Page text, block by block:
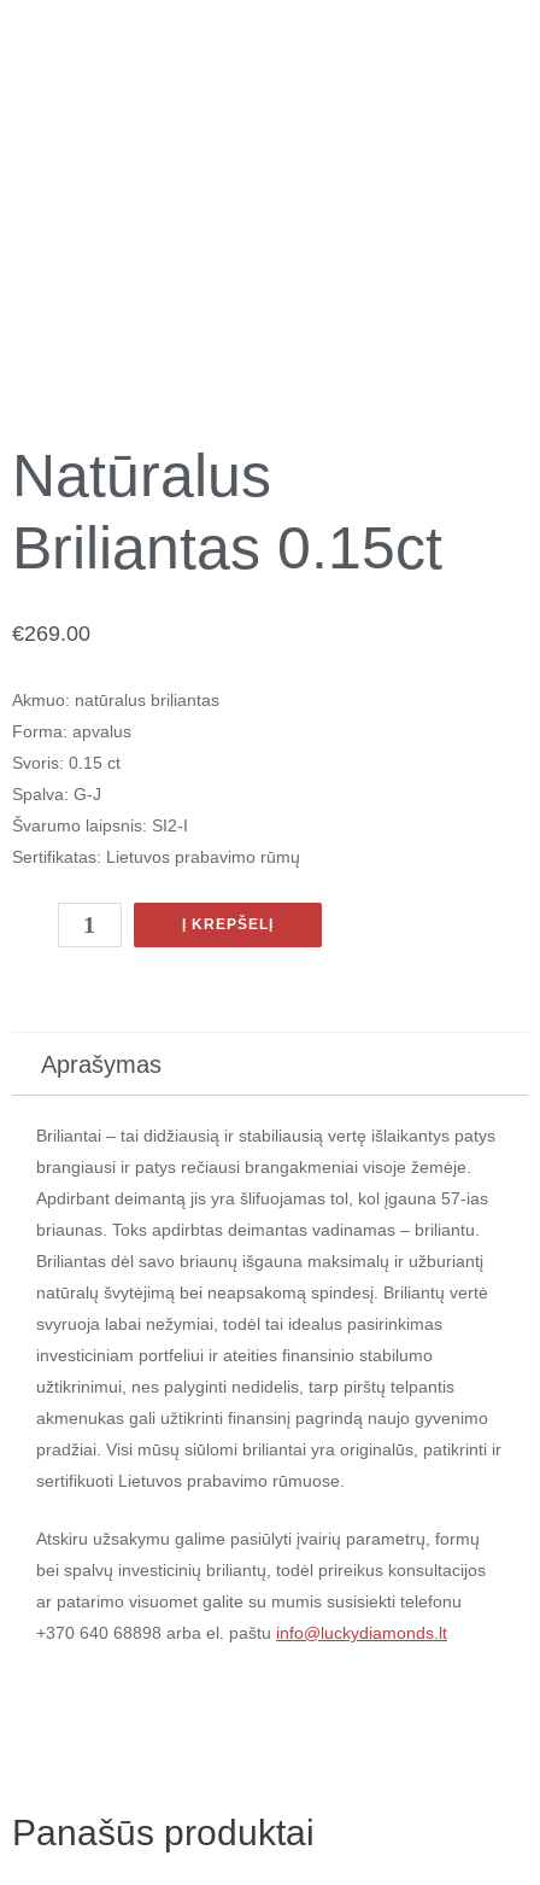
Natūralus
Briliantas 0.15ct
€269.00
Akmuo: natūralus briliantas
Forma: apvalus
Svoris: 0.15 ct
Spalva: G-J
Švarumo laipsnis: SI2-I
Sertifikatas: Lietuvos prabavimo rūmų
Į KREPŠELĮ
Aprašymas
Briliantai – tai didžiausią ir stabiliausią vertę išlaikantys patys
brangiausi ir patys rečiausi brangakmeniai visoje žemėje.
Apdirbant deimantą jis yra šlifuojamas tol, kol įgauna 57-ias
briaunas. Toks apdirbtas deimantas vadinamas – briliantu.
Briliantas dėl savo briaunų išgauna maksimalų ir užburiantį
natūralų švytėjimą bei neapsakomą spindesį. Briliantų vertė
svyruoja labai nežymiai, todėl tai idealus pasirinkimas
investiciniam portfeliui ir ateities finansinio stabilumo
užtikrinimui, nes palyginti nedidelis, tarp pirštų telpantis
akmenukas gali užtikrinti finansinį pagrindą naujo gyvenimo
pradžiai. Visi mūsų siūlomi briliantai yra originalūs, patikrinti ir
sertifikuoti Lietuvos prabavimo rūmuose.
Atskiru užsakymu galime pasiūlyti įvairių parametrų, formų
bei spalvų investicinių briliantų, todėl prireikus konsultacijos
ar patarimo visuomet galite su mumis susisiekti telefonu
+370 640 68898 arba el. paštu info@luckydiamonds.lt
Panašūs produktai